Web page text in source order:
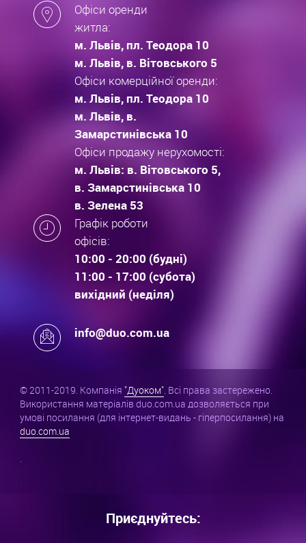
Офіси оренди
житла:
м. Львів, пл. Теодора 10
м. Львів, в. Вітовського 5
Офіси комерційної оренди:
м. Львів, пл. Теодора 10
м. Львів, в.
Замарстинівська 10
Офіси продажу нерухомості:
м. Львів: в. Вітовського 5,
в. Замарстинівська 10
в. Зелена 53
Графік роботи
офісів:
10:00 - 20:00 (будні)
11:00 - 17:00 (субота)
вихідний (неділя)
info@duo.com.ua
© 2011-2019. Компанія "Дуоком". Всі права застережено.
Використання матеріалів duo.com.ua дозволяється при
умові посилання (для інтернет-видань - гіперпосилання) на
duo.com.ua
.
Приєднуйтесь: